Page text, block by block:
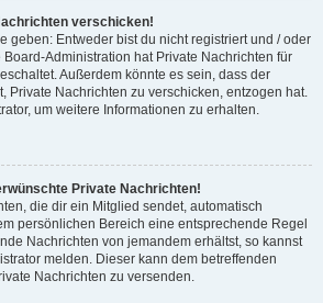
verschicken!
geben: Entweder bist du nicht registriert und / oder
Administration hat Private Nachrichten für
Außerdem könnte es sein, dass der
Private Nachrichten zu verschicken, entzogen hat.
um weitere Informationen zu erhalten.
Private Nachrichten!
die dir ein Mitglied sendet, automatisch
persönlichen Bereich eine entsprechende Regel
Nachrichten von jemandem erhältst, so kannst
melden. Dieser kann dem betreffenden
Nachrichten zu versenden.